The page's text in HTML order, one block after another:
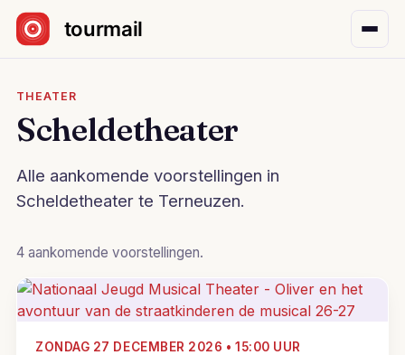
Sla navigatie over
THEATER
Scheldetheater
Alle aankomende voorstellingen in
Scheldetheater te Terneuzen.
4 aankomende voorstellingen.
ZONDAG 27 DECEMBER 2026 • 15:00 UUR